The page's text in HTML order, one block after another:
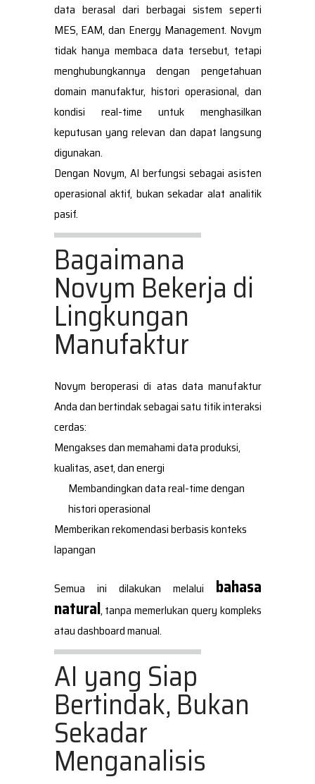
data berasal dari berbagai sistem seperti
MES, EAM, dan Energy Management. Novym
tidak hanya membaca data tersebut, tetapi
menghubungkannya dengan pengetahuan
domain manufaktur, histori operasional, dan
kondisi real-time untuk menghasilkan
keputusan yang relevan dan dapat langsung
digunakan.
Dengan Novym, AI berfungsi sebagai asisten
operasional aktif, bukan sekadar alat analitik
pasif.
Bagaimana
Novym Bekerja di
Lingkungan
Manufaktur
Novym beroperasi di atas data manufaktur
Anda dan bertindak sebagai satu titik interaksi
cerdas:
Mengakses dan memahami data produksi,
kualitas, aset, dan energi
Membandingkan data real-time dengan
histori operasional
Memberikan rekomendasi berbasis konteks
lapangan
Semua ini dilakukan melalui bahasa
natural, tanpa memerlukan query kompleks
atau dashboard manual.
AI yang Siap
Bertindak, Bukan
Sekadar
Menganalisis